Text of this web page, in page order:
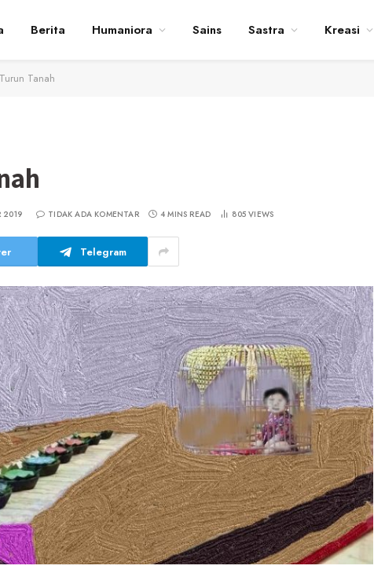
Berita Humaniora Sains Sastra Kreasi
Tanah
2019 TIDAK ADA KOMENTAR 4 MINS READ 805VIEWS
Telegram